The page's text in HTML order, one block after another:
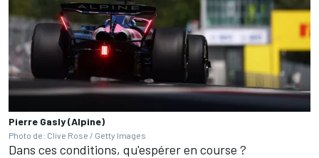
Pierre Gasly (Alpine)
Photo de: Clive Rose / Getty Images
Dans ces conditions, qu'espérer en course ?